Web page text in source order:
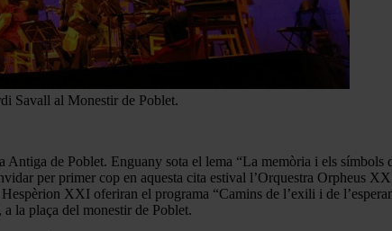
Savall al Monestir de Poblet.
de Poblet. Enguany sota el lema “La memòria i els símbols
per primer cop en aquesta cita estival l’Orquestra Orpheus
XXI oferiran el programa “Camins de l’exili i de
la plaça del monestir de Poblet.